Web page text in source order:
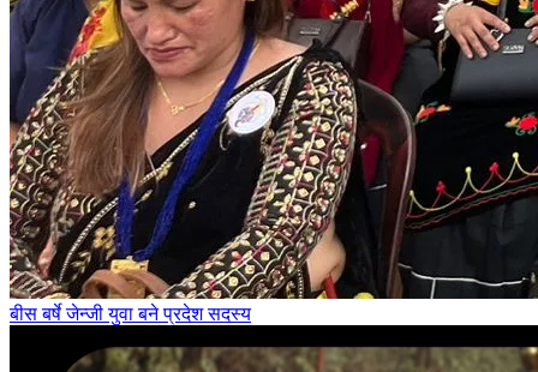
बीस बर्षे जेन्जी युवा बने प्रदेश सदस्य